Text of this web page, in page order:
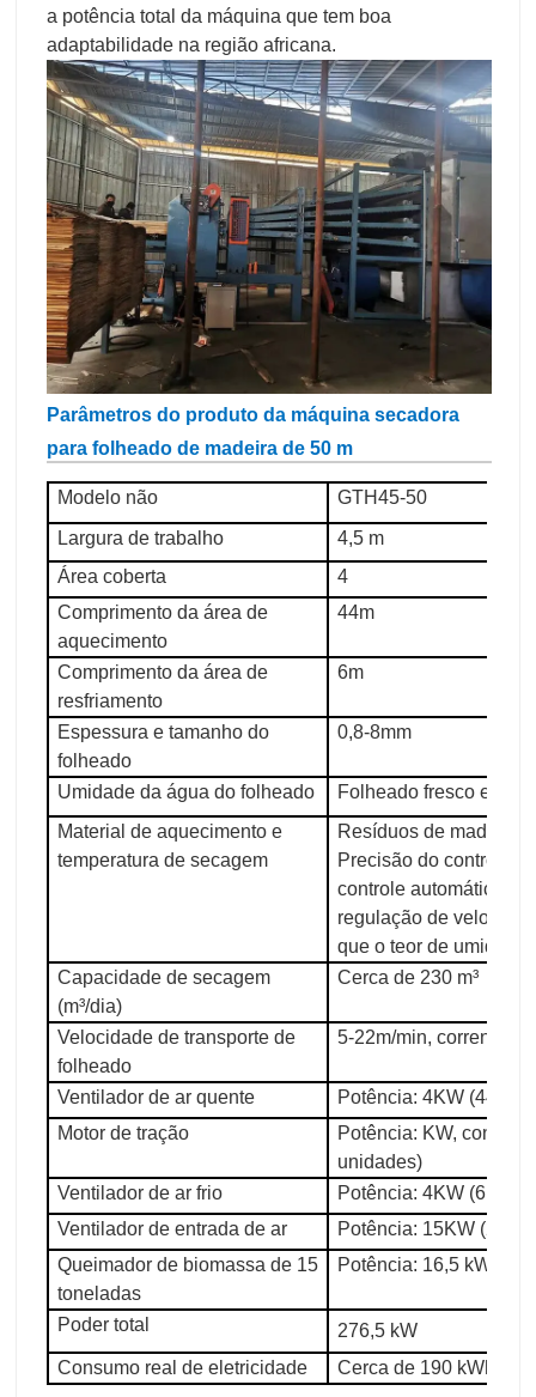
a potência total da máquina que tem boa
adaptabilidade na região africana.
Parâmetros do produto da máquina secadora
para folheado de madeira de 50 m
Modelo não
GTH45-50
Largura de trabalho
4,5 m
Área coberta
4
Comprimento da área de
aquecimento
44m
Comprimento da área de
resfriamento
6m
Espessura e tamanho do
folheado
0,8-8mm
Umidade da água do folheado
Folheado fresco em
Material de aquecimento e
temperatura de secagem
Resíduos de madeira,
Precisão do controle
controle automático
regulação de
que o teor de umidade
Capacidade de secagem
(m³/dia)
Cerca de 230 m³
Velocidade de transporte de
folheado
5-22m/min, corrente
Ventilador de ar quente
Potência: 4KW (44
Motor de tração
Potência: KW,
unidades)
Ventilador de ar frio
Potência: 4KW (6
Ventilador de entrada de ar
Potência: 15KW (2
Queimador de biomassa de 15
toneladas
Potência: 16,5 kW
Poder total
276,5 kW
Consumo real de eletricidade
Cerca de 190 kWh por